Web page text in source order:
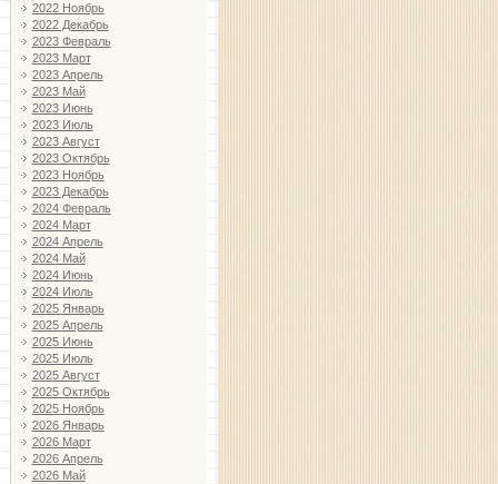
2022 Ноябрь
2022 Декабрь
2023 Февраль
2023 Март
2023 Апрель
2023 Май
2023 Июнь
2023 Июль
2023 Август
2023 Октябрь
2023 Ноябрь
2023 Декабрь
2024 Февраль
2024 Март
2024 Апрель
2024 Май
2024 Июнь
2024 Июль
2025 Январь
2025 Апрель
2025 Июнь
2025 Июль
2025 Август
2025 Октябрь
2025 Ноябрь
2026 Январь
2026 Март
2026 Апрель
2026 Май